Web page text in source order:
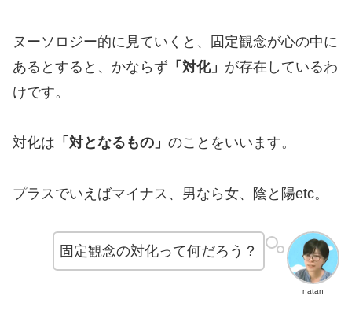
ヌーソロジー的に見ていくと、固定観念が心の中に
あるとすると、かならず 「対化」 が存在しているわ
けです。
対化は 「対となるもの」 のことをいいます。
プラスでいえばマイナス、男なら女、陰と陽etc。
natan
固定観念の対化って何だろう？